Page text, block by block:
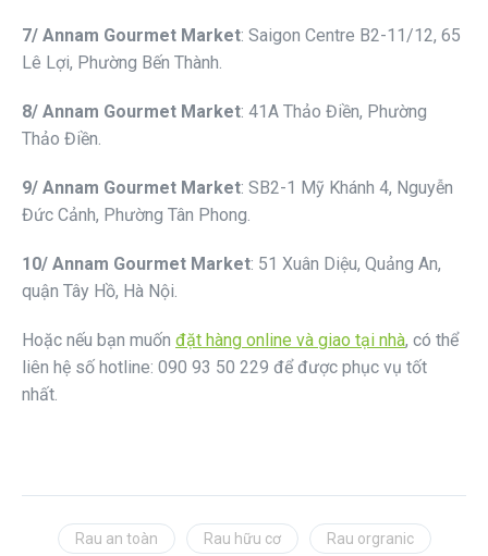
7/ Annam Gourmet Market: Saigon Centre B2-11/12, 65
Lê Lợi, Phường Bến Thành.
8/ Annam Gourmet Market: 41A Thảo Điền, Phường
Thảo Điền.
9/ Annam Gourmet Market: SB2-1 Mỹ Khánh 4, Nguyễn
Đức Cảnh, Phường Tân Phong.
10/ Annam Gourmet Market: 51 Xuân Diệu, Quảng An,
quận Tây Hồ, Hà Nội.
Hoặc nếu bạn muốn đặt hàng online và giao tại nhà, có thể
liên hệ số hotline: 090 93 50 229 để được phục vụ tốt
nhất.
Rau an toàn Rau hữu cơ Rau orgranic